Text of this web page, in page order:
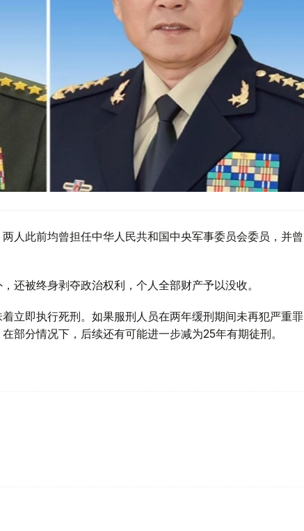
人此前均曾担任中华人民共和国中央军事委员会委员，并曾
还被终身剥夺政治权利，个人全部财产予以没收。
立即执行死刑。如果服刑人员在两年缓刑期间未再犯严重罪
部分情况下，后续还有可能进一步减为25年有期徒刑。